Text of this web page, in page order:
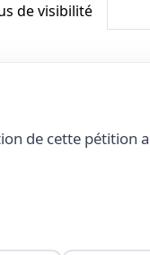
de visibilité
de cette pétition